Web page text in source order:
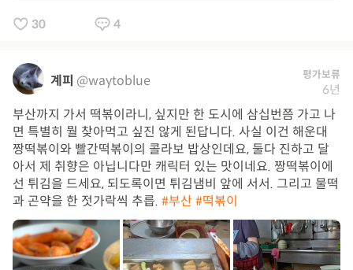
30 4
계피 @waytoblue 평가보류
6년
부산까지 가서 떡볶이라니, 싶지만 한 도시에 삼십번쯤 가고 나
면 특별히 뭘 찾아먹고 싶진 않게 된답니다. 사실 이건 해운대
짱떡볶이와 빨간떡볶이의 콜라보 밥상인데요, 둘다 진하고 달
아서 제 취향은 아닙니다만 캐릭터 있는 맛이네요. 짱떡볶이에
선 튀김을 드세요, 되도록이면 튀김냄비 앞에 서서. 그리고 물떡
과 곤약을 한 젓가락씩 추릅. #부산 #떡볶이